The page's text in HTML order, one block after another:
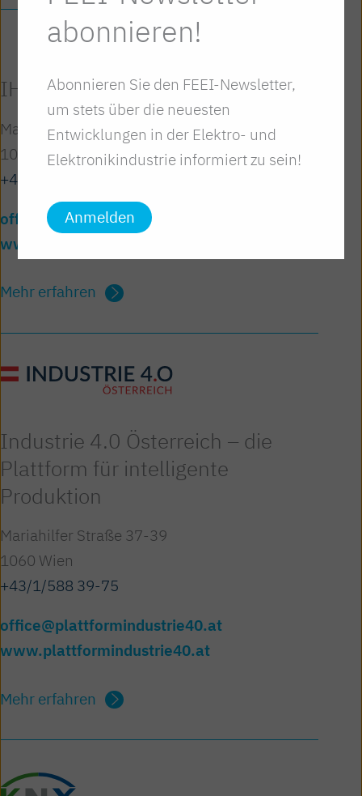
IHE Austria
Mariahilfer Straße 37-39
1060 Wien
+43/1/588 39-67
office@ihe-austria.at
www.ihe-austria.at
Mehr erfahren
Industrie 4.0 Österreich – die
Plattform für intelligente
Produktion
Mariahilfer Straße 37-39
1060 Wien
+43/1/588 39-75
office@plattformindustrie40.at
www.plattformindustrie40.at
Mehr erfahren
abonnieren!
Abonnieren Sie den FEEI-Newsletter,
um stets über die neuesten
Entwicklungen in der Elektro- und
Elektronikindustrie informiert zu sein!
Anmelden